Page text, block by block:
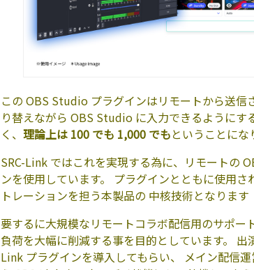
この OBS Studio プラグインはリモートから送
り替えながら OBS Studio に入力できるようにす
く、 理論上は 100 でも 1,000 でもということにな
SRC-Link ではこれを実現する為に、リモートの
ンを使用しています。 プラグインとともに使用さ
トレーションを担う本製品の 中核技術となりま
要するに大規模なリモートコラボ配信用のサポ
負荷を大幅に削減する事を目的としています。
Link プラグインを導入してもらい、 メイン配信